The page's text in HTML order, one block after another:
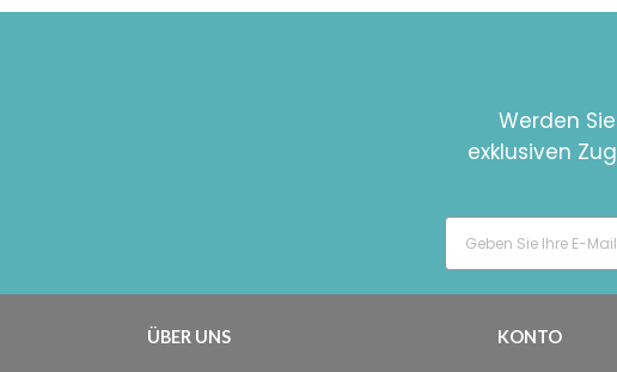
Werden
exklusiven
ÜBER UNS KONTO